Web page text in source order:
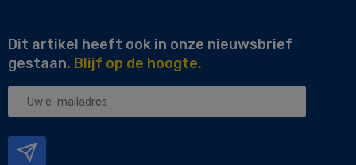
Dit artikel heeft ook in onze nieuwsbrief
gestaan. Blijf op de hoogte.
Uw